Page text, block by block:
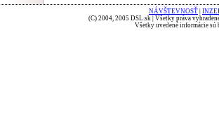
NÁVŠTEVNOSŤ
(C) 2004, 2005 DSL.sk | Všetky práva
Všetky uvedené informácie sú